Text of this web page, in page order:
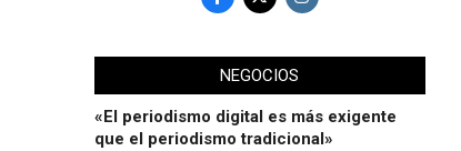
NEGOCIOS
«El periodismo digital es más exigente
que el periodismo tradicional»